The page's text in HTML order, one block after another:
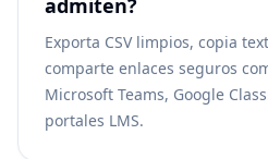
admiten?
Exporta CSV limpios, copia
comparte enlaces seguros
Microsoft Teams, Google
portales LMS.